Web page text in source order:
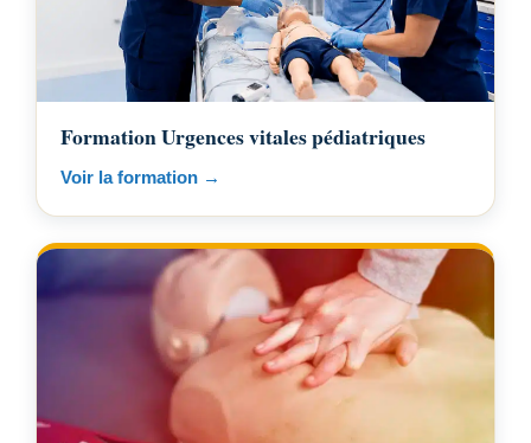
Formation Urgences vitales pédiatriques
Voir la formation →